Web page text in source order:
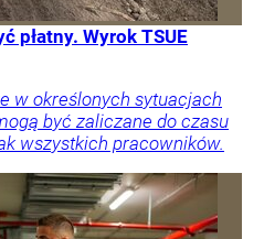
płatny. Wyrok TSUE
w określonych sytuacjach
być zaliczane do czasu
wszystkich pracowników.